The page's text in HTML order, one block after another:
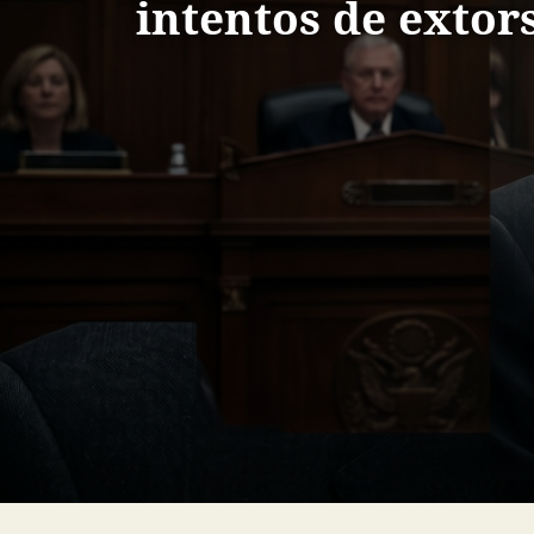
intentos de